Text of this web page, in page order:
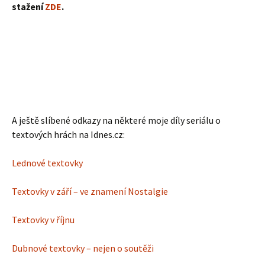
staženíZDE.
A ještě slíbené odkazy na některé moje díly seriálu o
textových hrách na Idnes.cz:
Lednové textovky
Textovky v září – ve znamení Nostalgie
Textovky v říjnu
Dubnové textovky – nejen o soutěži